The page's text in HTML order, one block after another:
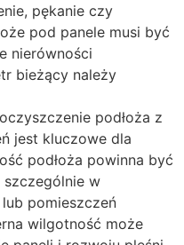
pękanie czy
pod panele musi być
nierówności
bieżący należy
oczyszczenie podłoża z
jest kluczowe dla
podłoża powinna być
szczególnie w
pomieszczeń
wilgotność może